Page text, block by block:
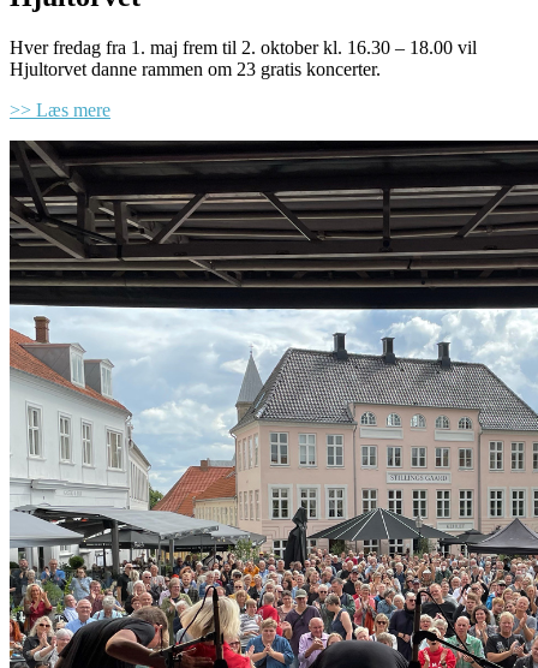
Hver fredag fra 1. maj frem til 2. oktober kl. 16.30 – 18.00 vil
Hjultorvet danne rammen om 23 gratis koncerter.
>> Læs mere